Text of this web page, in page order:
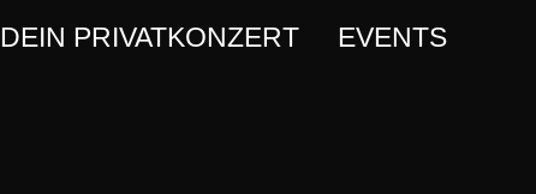
DEIN PRIVATKONZERT EVENTS